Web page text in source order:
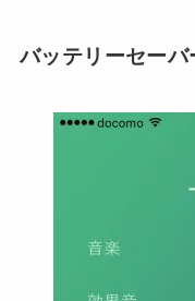
バッテリーセーバ